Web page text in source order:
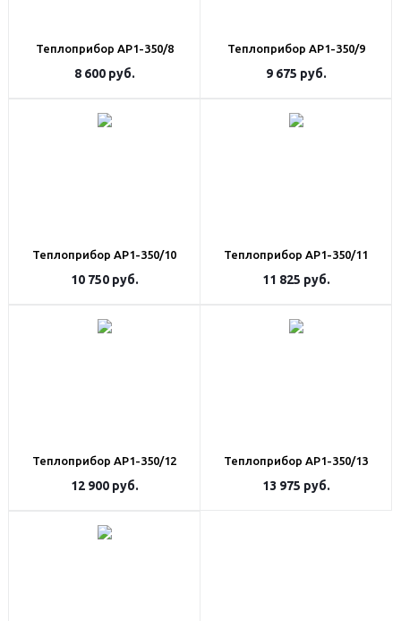
Теплоприбор АР1-350/8
8 600руб.
Теплоприбор АР1-350/9
9 675 руб.
Теплоприбор АР1-350/10
10 750руб.
Теплоприбор АР1-350/11
11 825 руб.
Теплоприбор АР1-350/12
12 900руб.
Теплоприбор АР1-350/13
13 975 руб.